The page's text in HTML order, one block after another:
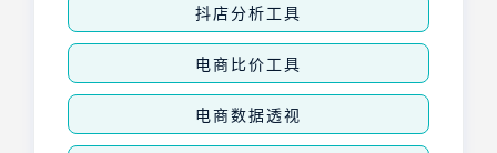
抖店分析工具
电商比价工具
电商数据透视